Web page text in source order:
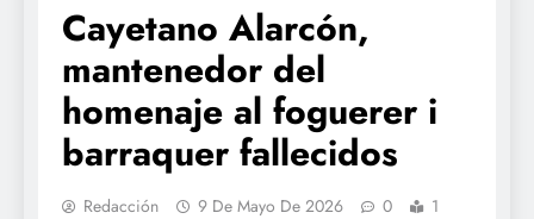
Cayetano Alarcón,
mantenedor del
homenaje al foguerer i
barraquer fallecidos
Redacción 9 De Mayo De 2026 0
1